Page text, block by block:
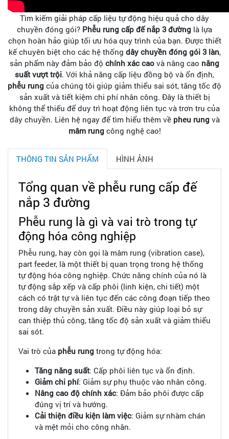
Tìm kiếm giải pháp cấp liệu tự động hiệu quả cho dây
chuyền đóng gói? Phễu rung cấp đế nắp 3 đường là lựa
chọn hoàn hảo giúp tối ưu hóa quy trình của bạn. Được thiết
kế chuyên biệt cho các hệ thống dây chuyền đóng gói 3 làn,
sản phẩm này đảm bảo độ chính xác cao và nâng cao năng
suất vượt trội. Với khả năng cấp liệu đồng bộ và ổn định,
phễu rung của chúng tôi giúp giảm thiểu sai sót, tăng tốc độ
sản xuất và tiết kiệm chi phí nhân công. Đây là thiết bị
không thể thiếu để duy trì hoạt động liên tục và trơn tru của
dây chuyền. Liên hệ ngay để tìm hiểu thêm về pheu rungvà
mâm rungcông nghệ cao!
THÔNG TIN SẢN PHẨM HÌNH ẢNH
Tổng quan về phễu rung cấp đế
nắp 3 đường
Phễu rung là gì và vai trò trong tự
động hóa công nghiệp
Phễu rung, hay còn gọi là mâm rung (vibration case),
part feeder, là một thiết bị quan trọng trong hệ thống
tự động hóa công nghiệp. Chức năng chính của nó là
tự động sắp xếp và cấp phôi (linh kiện, chi tiết) một
cách có trật tự và liên tục đến các công đoạn tiếp theo
trong dây chuyền sản xuất. Điều này giúp loại bỏ sự
can thiệp thủ công, tăng tốc độ sản xuất và giảm thiểu
sai sót.
Vai trò của phễu rung trong tự động hóa:
Tăng năng suất: Cấp phôi liên tục và ổn định.
Giảm chi phí: Giảm sự phụ thuộc vào nhân công.
Nâng cao độ chính xác: Đảm bảo phôi được cấp
đúng vị trí và hướng.
Cải thiện điều kiện làm việc: Giảm sự nhàm chán
và mệt mỏi cho công nhân.